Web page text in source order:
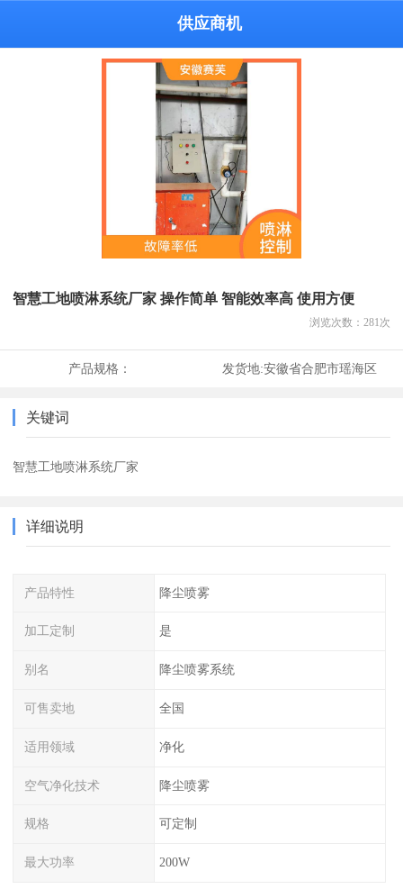
供应商机
智慧工地喷淋系统厂家 操作简单 智能效率高 使用方便
浏览次数： 281 次
产品规格： 发货地:安徽省合肥市瑶海区
关键词
智慧工地喷淋系统厂家
详细说明
产品特性 降尘喷雾
加工定制 是
别名 降尘喷雾系统
可售卖地 全国
适用领域 净化
空气净化技术 降尘喷雾
规格 可定制
最大功率 200W